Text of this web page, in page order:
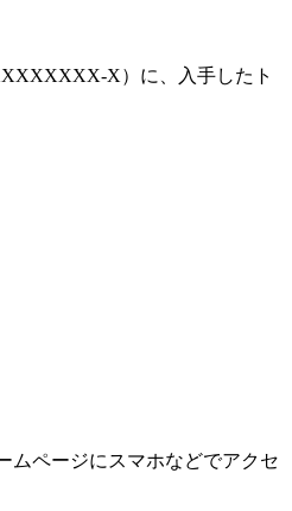
X）に、入手したト
ムページにスマホなどでアクセ